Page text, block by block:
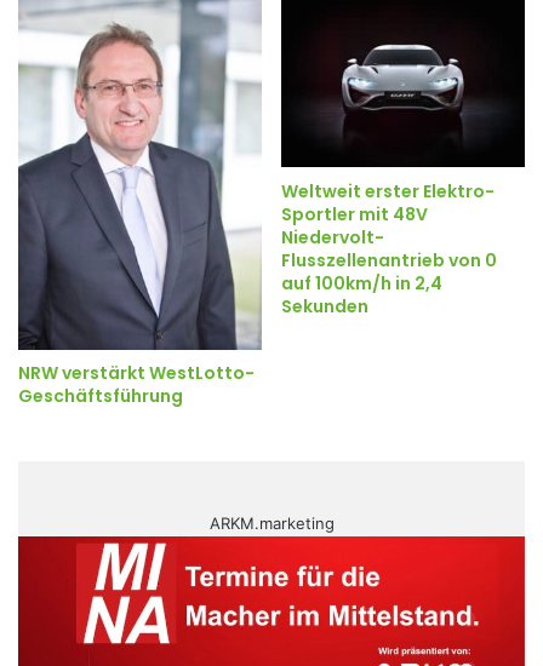
NRW verstärkt WestLotto-
Geschäftsführung
Weltweit erster Elektro-
Sportler mit 48V
Niedervolt-
Flusszellenantrieb von 0
auf 100km/h in 2,4
Sekunden
ARKM.marketing